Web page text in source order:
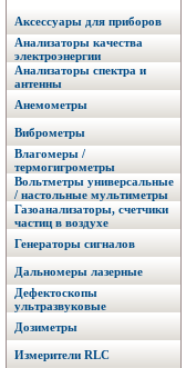
Аксессуары для приборов
Анализаторы качества
электроэнергии
Анализаторы спектра и
антенны
Анемометры
Виброметры
Влагомеры /
термогигрометры
Вольтметры универсальные
/ настольные мультиметры
Газоанализаторы, счетчики
частиц в воздухе
Генераторы сигналов
Дальномеры лазерные
Дефектоскопы
ультразвуковые
Дозиметры
Измерители RLC